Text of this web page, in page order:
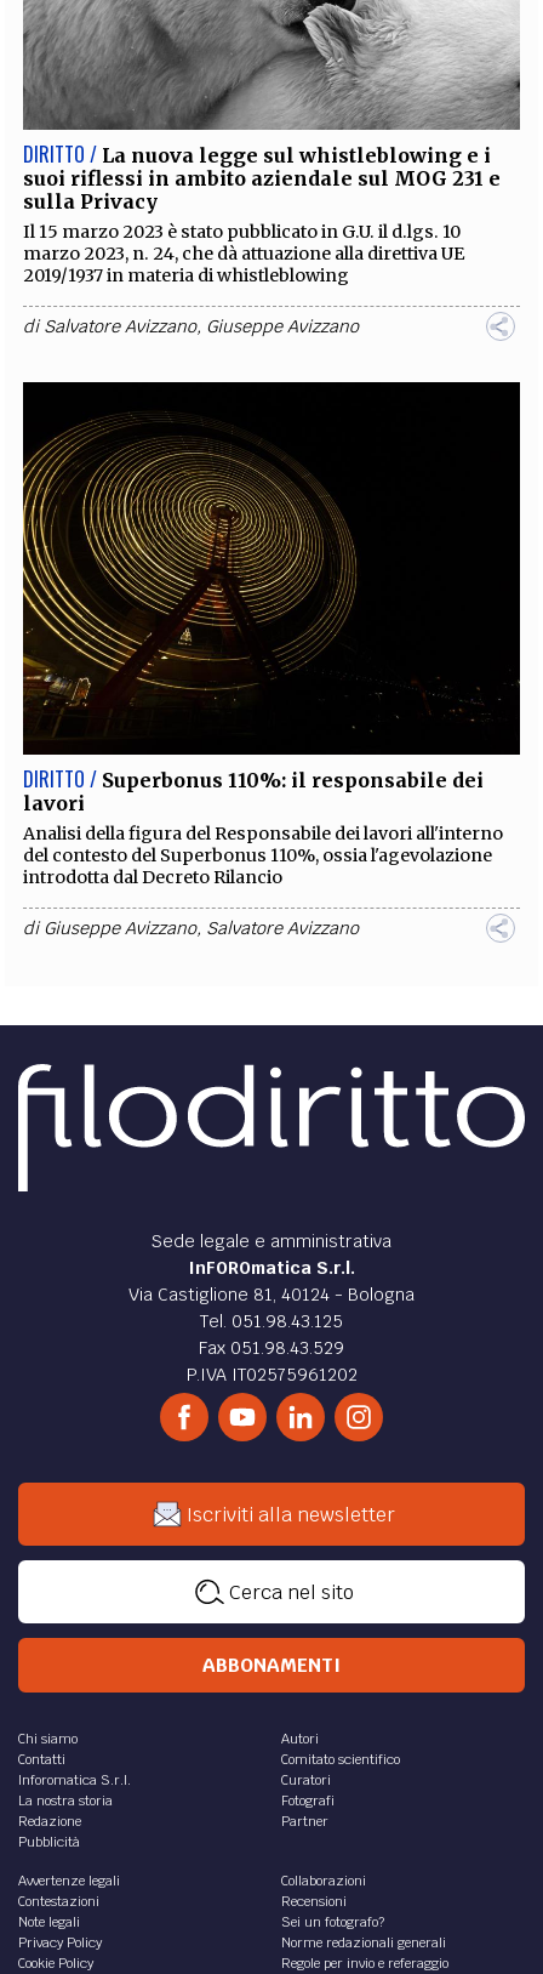
DIRITTO / La nuova legge sul whistleblowing e i
suoi riflessi in ambito aziendale sul MOG 231 e
sulla Privacy
Il 15 marzo 2023 è stato pubblicato in G.U. il d.lgs. 10
marzo 2023, n. 24, che dà attuazione alla direttiva UE
2019/1937 in materia di whistleblowing
diSalvatore Avizzano, Giuseppe Avizzano
DIRITTO / Superbonus 110%: il responsabile dei
lavori
Analisi della figura del Responsabile dei lavori all'interno
del contesto del Superbonus 110%, ossia l'agevolazione
introdotta dal Decreto Rilancio
diGiuseppe Avizzano, Salvatore Avizzano
Sede legale e amministrativa
InFOROmatica S.r.l.
Via Castiglione 81, 40124 - Bologna
Tel. 051.98.43.125
Fax 051.98.43.529
P.IVA IT02575961202
Iscriviti alla newsletter
Cerca nel sito
ABBONAMENTI
Chi siamo
Contatti
Inforomatica S.r.l.
La nostra storia
Redazione
Pubblicità
Autori
Comitato scientifico
Curatori
Fotografi
Partner
Avvertenze legali
Contestazioni
Note legali
Privacy Policy
Cookie Policy
Collaborazioni
Recensioni
Sei un fotografo?
Norme redazionali generali
Regole per invio e referaggio